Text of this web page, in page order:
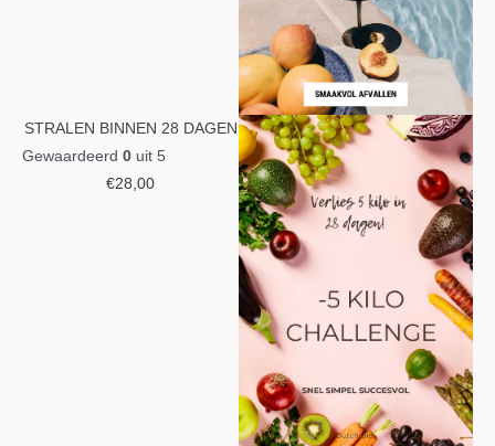
STRALEN BINNEN 28 DAGEN
Gewaardeerd 0 uit 5
€28,00